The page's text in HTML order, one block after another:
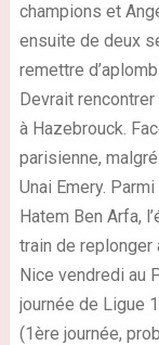
champions et
ensuite de deux
remettre
Devrait
à Hazebrouck.
parisienne,
Unai Emery.
Hatem Ben Arfa,
train de replonger
Nice vendredi au
journée de Ligue
(1ère journée,